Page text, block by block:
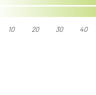
10 20 30 40